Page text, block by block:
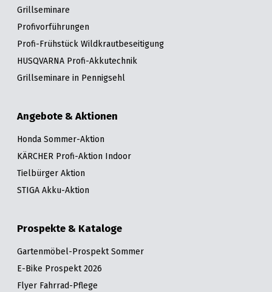
Grillseminare
Profivorführungen
Profi-Frühstück Wildkrautbeseitigung
HUSQVARNA Profi-Akkutechnik
Grillseminare in Pennigsehl
Angebote & Aktionen
Honda Sommer-Aktion
KÄRCHER Profi-Aktion Indoor
Tielbürger Aktion
STIGA Akku-Aktion
Prospekte & Kataloge
Gartenmöbel-Prospekt Sommer
E-Bike Prospekt 2026
Flyer Fahrrad-Pflege